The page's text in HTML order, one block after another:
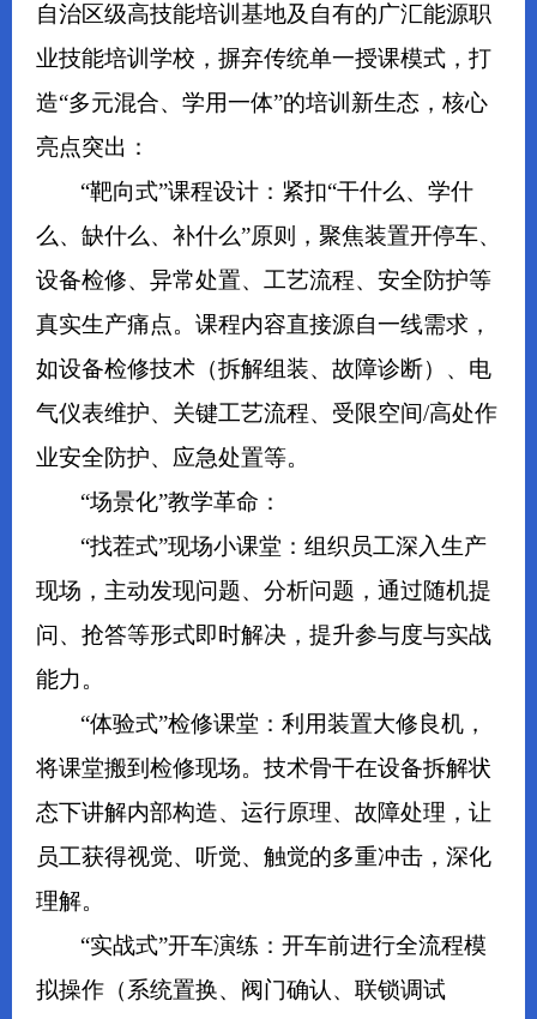
自治区级高技能培训基地及自有的广汇能源职
业技能培训学校，摒弃传统单一授课模式，打
造“多元混合、学用一体”的培训新生态，核心
亮点突出：
“靶向式”课程设计：紧扣“干什么、学什
么、缺什么、补什么”原则，聚焦装置开停车、
设备检修、异常处置、工艺流程、安全防护等
真实生产痛点。课程内容直接源自一线需求，
如设备检修技术（拆解组装、故障诊断）、电
气仪表维护、关键工艺流程、受限空间/高处作
业安全防护、应急处置等。
“场景化”教学革命：
“找茬式”现场小课堂：组织员工深入生产
现场，主动发现问题、分析问题，通过随机提
问、抢答等形式即时解决，提升参与度与实战
能力。
“体验式”检修课堂：利用装置大修良机，
将课堂搬到检修现场。技术骨干在设备拆解状
态下讲解内部构造、运行原理、故障处理，让
员工获得视觉、听觉、触觉的多重冲击，深化
理解。
“实战式”开车演练：开车前进行全流程模
拟操作（系统置换、阀门确认、联锁调试